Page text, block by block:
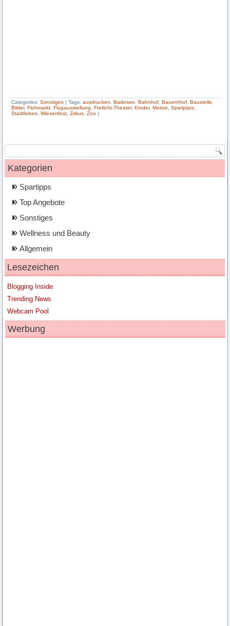
Categories:Sonstiges |Tags:ausdrucken, Badesee, Bahnhof, Bauernhof, Baustelle,
Bilder, Flohmarkt, Flugausstellung, Freilicht-Theater, Kinder, Motive,Spielplatz,
Stadtleben,Wiesenfest,Zirkus,Zoo
Kategorien
Spartipps
Top Angebote
Sonstiges
Wellness und Beauty
Allgemein
Lesezeichen
Blogging Inside
Trending News
Webcam Pool
Werbung